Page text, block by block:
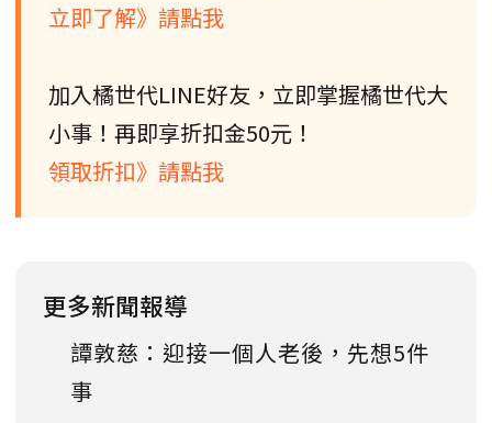
立即了解》請點我
加入橘世代LINE好友，立即掌握橘世代大
小事！再即享折扣金50元！
領取折扣》請點我
更多新聞報導
譚敦慈：迎接一個人老後，先想5件
事